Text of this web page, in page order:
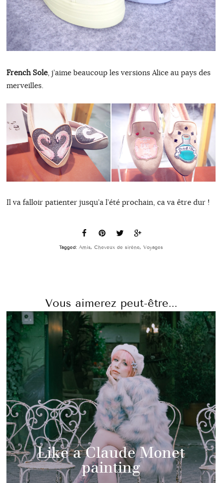
French Sole, j’aime beaucoup les versions Alice au pays des
merveilles.
Il va falloir patienter jusqu’a l’été prochain, ca va être dur !
Tagged: Amis, Cheveux de sirène, Voyages
Vous aimerez peut-être...
Like a Claude Monet
painting